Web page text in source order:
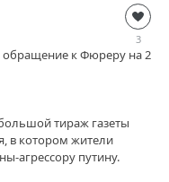
3
тираж газеты
в котором жители
агрессору путину.